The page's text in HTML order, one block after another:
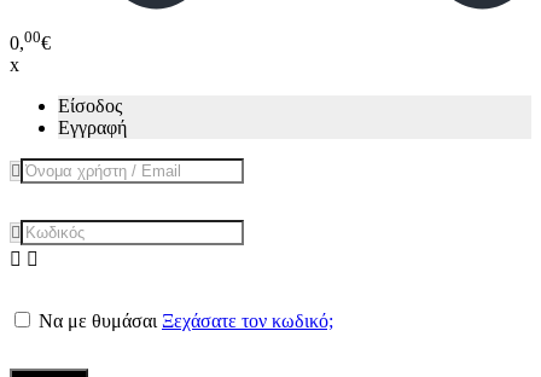
0,00€
x
Είσοδος
Εγγραφή
Να με θυμάσαι Ξεχάσατε τον κωδικό;